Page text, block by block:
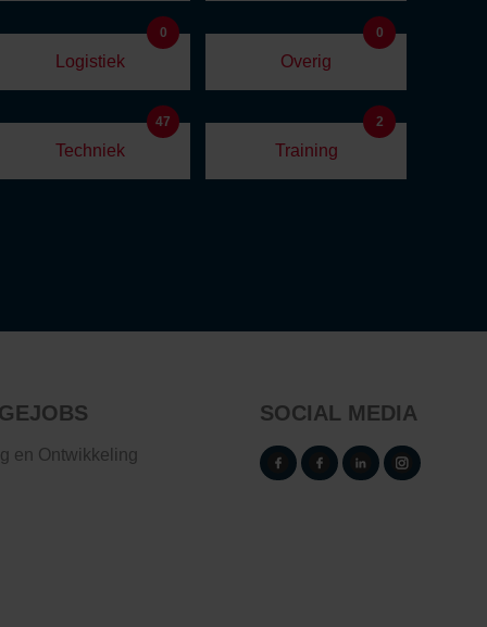
Logistiek
0
Overig
0
Techniek
47
Training
2
en Ontwikkeling
SOCIAL MEDIA